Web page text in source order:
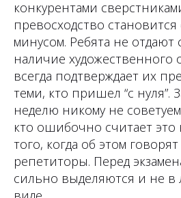
конкурентами
превосходство
минусом. Ребята не отдают
наличие художественного
всегда подтверждает их
теми, кто пришел “с нуля”.
неделю никому не
кто ошибочно считает
того, когда об этом
репетиторы. Перед
сильно выделяются и не в